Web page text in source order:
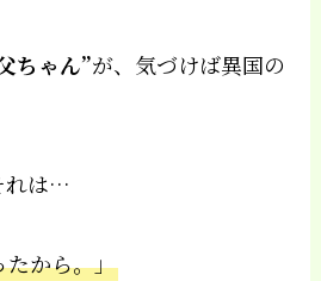
ちゃん”が、気づけば異国の
れは…
たから。」